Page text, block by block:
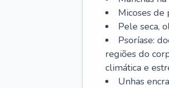
Micoses de
Pele seca,
Psoríase:
regiões do
climática e
Unhas